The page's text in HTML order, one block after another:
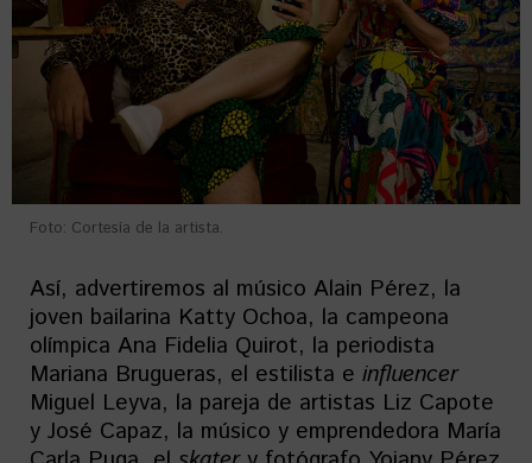
Foto: Cortesía de la artista.
Así, advertiremos al músico Alain Pérez, la
joven bailarina Katty Ochoa, la campeona
olímpica Ana Fidelia Quirot, la periodista
Mariana Brugueras, el estilista e influencer
Miguel Leyva, la pareja de artistas Liz Capote
y José Capaz, la músico y emprendedora María